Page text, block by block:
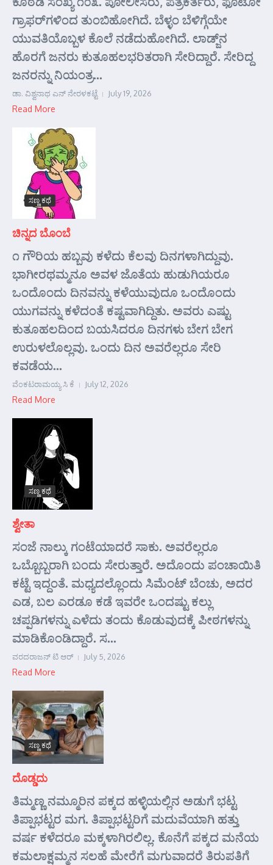
ಗ್ರಾಫರ್‌ಗಳಿಂದ ತುಂಬಿಹೋಗಿದೆ. ಬೆಳ್ಳಂ ಬೆಳಿಗ್ಗೆಯೇ
ಯುವತಿಯೊಬ್ಬಳ ಕೊಲೆ ನಡೆದುಹೋಗಿದೆ. ಲಾಡ್ಜ್‌ನ
ಹೊರಗೆ ಜನರು ಕುತೂಹಲಭರಿತರಾಗಿ ಸೇರಿದ್ದಾರೆ. ಸೇರಿದ್ದ
ಜನರನ್ನು ನಿಯಂತ್ರ...
ಡಾ. ವಿಶ್ವನಾಥ ಎನ್ ನೇರಳಕಟ್ಟೆ July 19, 2026
Read More
ಸಣ್ಣ ಕಥೆ
ಚಿನ್ನದ ಬೊಂಬೆ
೧ ಗೌರಿಯ ಹಬ್ಬವು ಕಳೆದು ಕೆಲವು ದಿನಗಳಾಗಿದ್ದುವು.
ಭಾಗೀರಥಮ್ಮನೂ ಅವಳ ಜೊತೆಯ ಹುಡುಗಿಯರೂ
ಒಂದೊಂದು ದಿನವನ್ನು ಕಳೆಯುವುದೂ ಒಂದೊಂದು
ಯುಗವನ್ನು ಕಳೆದಂತೆ ಕಷ್ಟವಾಗಿದ್ದಿತು. ಅವರು ಎಷ್ಟು
ಕುತೂಹಲದಿಂದ ಬಯಸಿದರೂ ದಿನಗಳು ಬೇಗ ಬೇಗ
ಉರುಳಲೊಲ್ಲವು. ಒಂದು ದಿನ ಅವರೆಲ್ಲರೂ ಸೇರಿ
ಕವಡೆಯ...
ವೆಂಕಟರಾಮಯ್ಯ ಸಿ ಕೆ July 12, 2026
Read More
ಸಣ್ಣ ಕಥೆ
ಶ್ವೇತಾ
ಸಂಜೆ ನಾಲ್ಕು ಗಂಟೆಯಾದರೆ ಸಾಕು. ಅವರೆಲ್ಲರೂ
ಒಬ್ಬೊಬ್ಬರಾಗಿ ಬಂದು ಸೇರುತ್ತಾರೆ. ಅದೊಂದು ಪಂಚಾಯಿತಿ
ಕಟ್ಟೆ ಇದ್ದಂತೆ. ಮಧ್ಯದಲ್ಲೊಂದು ಸಿಮೆಂಟ್ ಬೆಂಚು, ಅದರ
ಎಡ, ಬಲ ಎರಡೂ ಕಡೆ ಇವರೇ ಒಂದಷ್ಟು ಕಲ್ಲು
ಚಪ್ಪಡಿಗಳನ್ನು ಎಳೆದು ತಂದು ಕೊಡುವುದಕ್ಕೆ ಪೀಠಗಳನ್ನು
ಮಾಡಿಕೊಂಡಿದ್ದಾರೆ. ಸ...
ವರದರಾಜನ್ ಟಿ ಆರ್ July 5, 2026
Read More
ಸಣ್ಣ ಕಥೆ
ದೊಡ್ಡದು
ತಿಮ್ಮಣ್ಣ ನಮ್ಮೂರಿನ ಪಕ್ಕದ ಹಳ್ಳಿಯಲ್ಲಿನ ಅಡುಗೆ ಭಟ್ಟ
ತಿಪ್ಪಾಭಟ್ಟರ ಮಗ. ತಿಪ್ಪಾಭಟ್ಟರಿಗೆ ಮದುವೆಯಾಗಿ ಹತ್ತು
ವರ್ಷ ಕಳೆದರೂ ಮಕ್ಕಳಾಗಿರಲಿಲ್ಲ. ಕೊನೆಗೆ ಪಕ್ಕದ ಮನೆಯ
ಕಮಲಾಕ್ಷಮ್ಮನ ಸಲಹೆ ಮೇರೆಗೆ ಮಗುವಾದರೆ ತಿರುಪತಿಗೆ